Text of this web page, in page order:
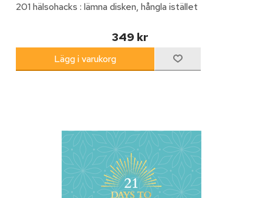
201 hälsohacks : lämna disken, hångla istället
349 kr